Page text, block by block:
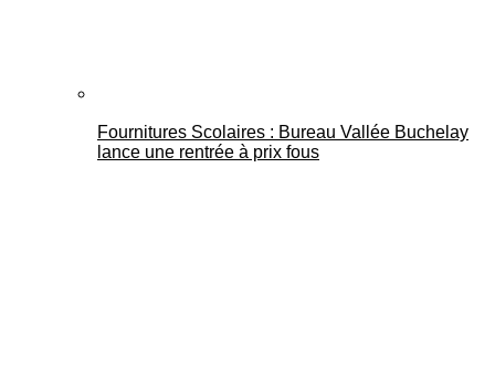
Fournitures Scolaires : Bureau Vallée Buchelay
lance une rentrée à prix fous